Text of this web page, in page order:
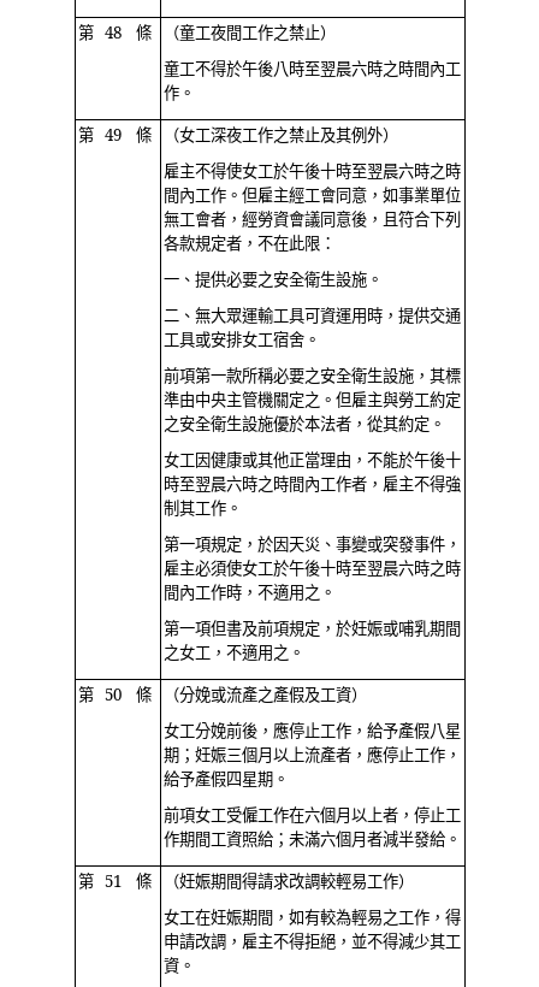
第 48 條
（童工夜間工作之禁止）
童工不得於午後八時至翌晨六時之時間內工
作。
第 49 條
（女工深夜工作之禁止及其例外）
雇主不得使女工於午後十時至翌晨六時之時
間內工作。但雇主經工會同意，如事業單位
無工會者，經勞資會議同意後，且符合下列
各款規定者，不在此限：
一、提供必要之安全衛生設施。
二、無大眾運輸工具可資運用時，提供交通
工具或安排女工宿舍。
前項第一款所稱必要之安全衛生設施，其標
準由中央主管機關定之。但雇主與勞工約定
之安全衛生設施優於本法者，從其約定。
女工因健康或其他正當理由，不能於午後十
時至翌晨六時之時間內工作者，雇主不得強
制其工作。
第一項規定，於因天災、事變或突發事件，
雇主必須使女工於午後十時至翌晨六時之時
間內工作時，不適用之。
第一項但書及前項規定，於妊娠或哺乳期間
之女工，不適用之。
第 50 條
（分娩或流產之產假及工資）
女工分娩前後，應停止工作，給予產假八星
期；妊娠三個月以上流產者，應停止工作，
給予產假四星期。
前項女工受僱工作在六個月以上者，停止工
作期間工資照給；未滿六個月者減半發給。
第 51 條
（妊娠期間得請求改調較輕易工作）
女工在妊娠期間，如有較為輕易之工作，得
申請改調，雇主不得拒絕，並不得減少其工
資。